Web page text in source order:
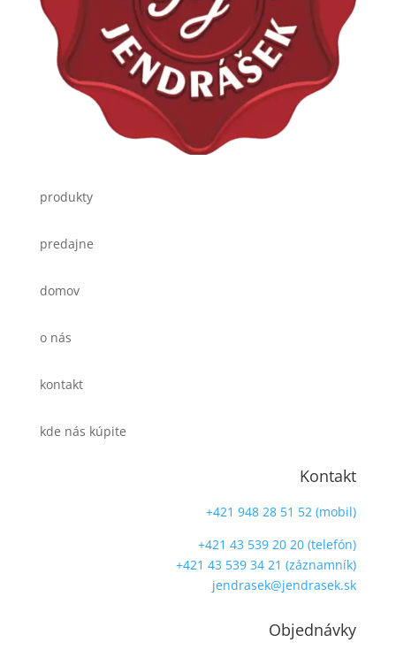
produkty
predajne
domov
o nás
kontakt
kde nás kúpite
Kontakt
+421 948 28 51 52 (mobil)
+421 43 539 20 20 (telefón)
+421 43 539 34 21 (záznamník)
jendrasek@jendrasek.sk
Objednávky